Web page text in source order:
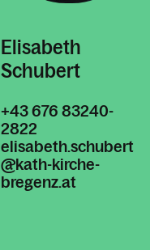
Elisabeth
Schubert
+43 676 83240-
2822
elisabeth.schubert
@kath-kirche-
bregenz.at